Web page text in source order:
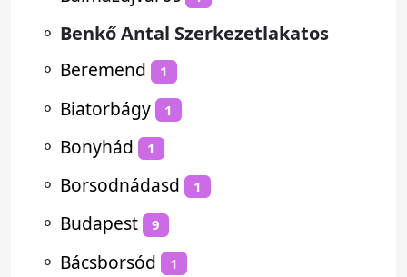
⚬ Benkő Antal Szerkezetlakatos
⚬ Beremend 1
⚬ Biatorbágy 1
⚬ Bonyhád 1
⚬ Borsodnádasd 1
⚬ Budapest 9
⚬ Bácsborsód 1